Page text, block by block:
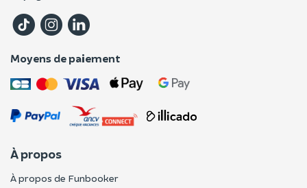
Moyens de paiement
À propos
À propos de Funbooker